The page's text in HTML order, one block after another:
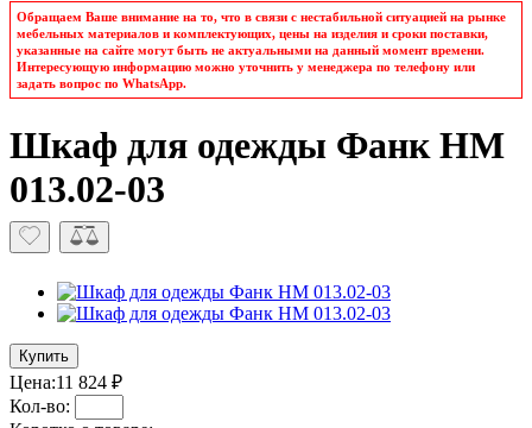
Обращаем Ваше внимание на то, что в связи с нестабильной ситуацией на рынке
мебельных материалов и комплектующих, цены на изделия и сроки поставки,
указанные на сайте могут быть не актуальными на данный момент времени.
Интересующую информацию можно уточнить у менеджера по телефону или
задать вопрос по WhatsApp.
Шкаф для одежды Фанк НМ
013.02-03
Купить
Цена:11 824 ₽
Кол-во: